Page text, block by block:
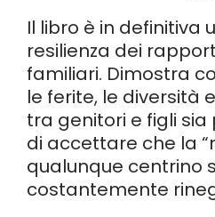
Il libro è in definitiva
resilienza dei
familiari. Dimostra
le ferite, le diversità
tra genitori e figli
di accettare che la
qualunque centrino
costantemente